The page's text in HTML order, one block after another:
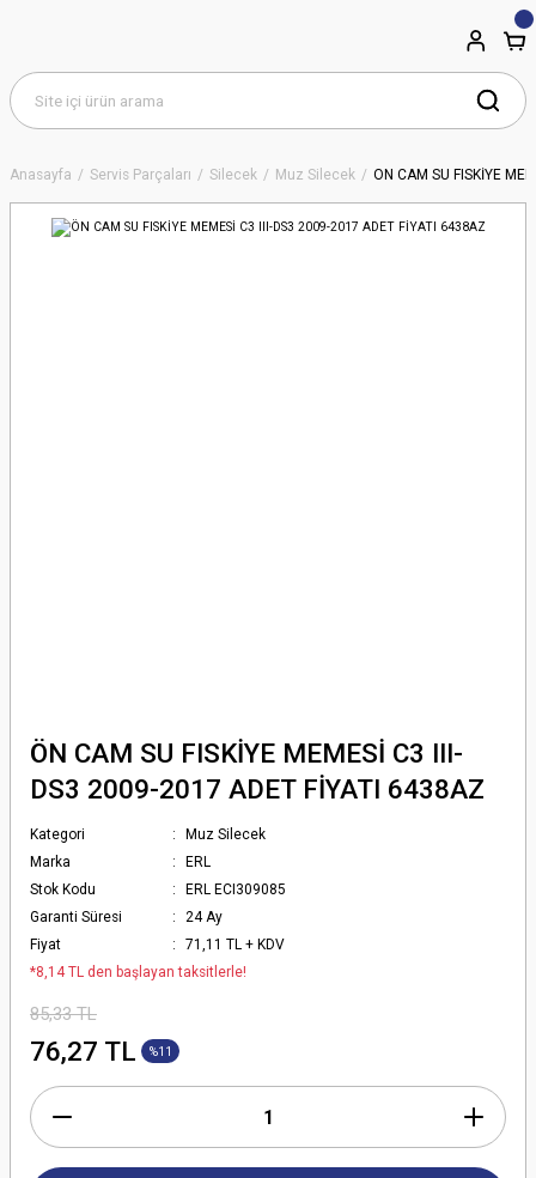
Anasayfa Servis Parçaları Silecek Muz Silecek ÖN CAM SU FISKİYE
ÖN CAM SU FISKİYE MEMESİ C3 III-
DS3 2009-2017 ADET FİYATI 6438AZ
Kategori
Muz Silecek
Marka
ERL
Stok Kodu
ERL ECI309085
Garanti Süresi
24 Ay
Fiyat
71,11 TL + KDV
*8,14 TL den başlayan taksitlerle!
85,33 TL
76,27 TL %11